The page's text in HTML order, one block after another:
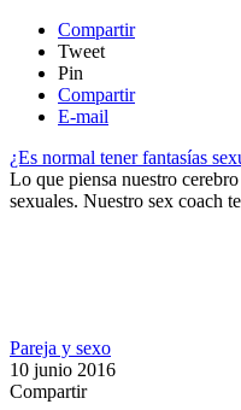
Compartir
Tweet
Pin
Compartir
E-mail
¿Es normal tener fantasías
​Lo que piensa nuestro
sexuales. Nuestro sex coach
Pareja y sexo
10 junio 2016
Compartir